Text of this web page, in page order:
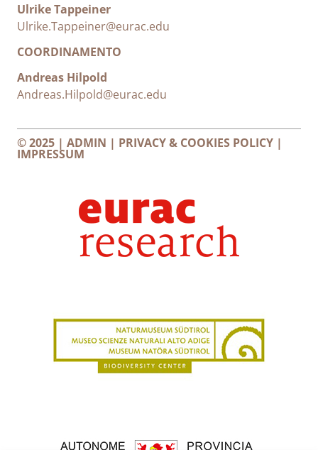
Ulrike Tappeiner
Ulrike.Tappeiner@eurac.edu
COORDINAMENTO
Andreas Hilpold
Andreas.Hilpold@eurac.edu
© 2025 | ADMIN | PRIVACY & COOKIES POLICY |
IMPRESSUM